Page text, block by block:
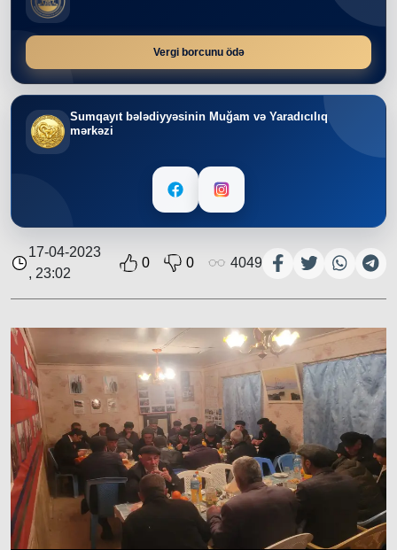
Vergi borcunu ödə
Sumqayıt bələdiyyəsinin Muğam və Yaradıcılıq
mərkəzi
17-04-2023
, 23:02
0 0 4049